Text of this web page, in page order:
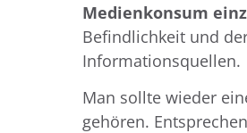
Medienkonsum
Befindlichkeit und
Informationsquellen.
Man sollte wieder
gehören.